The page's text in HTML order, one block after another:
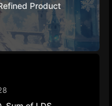
Product